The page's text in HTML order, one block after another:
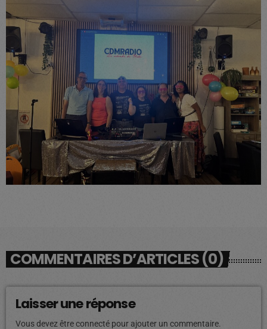
COMMENTAIRES D’ARTICLES (0)
Laisser une réponse
Vous devez être connecté pour ajouter un commentaire.